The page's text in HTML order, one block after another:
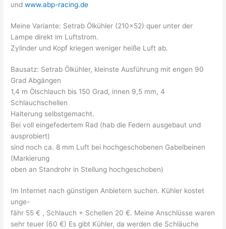
undwww.abp-racing.de
Meine Variante: Setrab Ölkühler (210×52) quer unter der
Lampe direkt im Luftstrom.
Zylinder und Kopf kriegen weniger heiße Luft ab.
Bausatz: Setrab Ölkühler, kleinste Ausführung mit engen 90
Grad Abgängen
1,4 m Ölschlauch bis 150 Grad, innen 9,5 mm, 4
Schlauchschellen
Halterung selbstgemacht.
Bei voll eingefedertem Rad (hab die Federn ausgebaut und
ausprobiert)
sind noch ca. 8 mm Luft bei hochgeschobenen Gabelbeinen
(Markierung
oben an Standrohr in Stellung hochgeschoben)
Im Internet nach günstigen Anbietern suchen. Kühler kostet
unge-
fähr 55 € , Schlauch + Schellen 20 €. Meine Anschlüsse waren
sehr teuer (60 €) Es gibt Kühler, da werden die Schläuche